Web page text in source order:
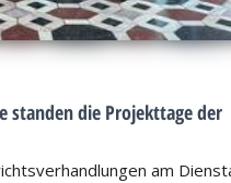
standen die Projekttage der
am